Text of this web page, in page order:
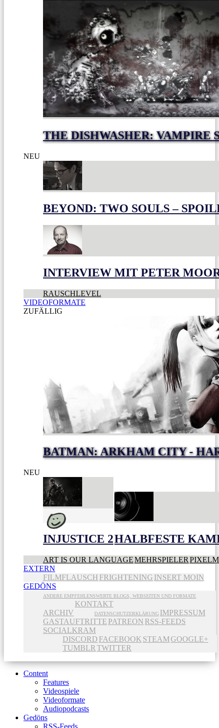
THE DISHWASHER: VAMPIRE
NEU
BEYOND: TWO SOULS –
INTERVIEW MIT PETER
RAUSCHLEVEL
VIDEOFORMATE
ZUFÄLLIG
BATMAN: ARKHAM CITY -
NEU
INJUSTICE 2HALBFESTE
ART IS OUR LANGUAGEMEHRSPIELER
EXTERN
FILMFLAUSCH FRIGHTENING INSERT MOIN
GEDÖNS
ANDERE EMPFEHLENSWERTE BLOGS, WEBSEITEN UND FORMATE
ARCHIV
KONTAKT
DATENSCHUTZERKLÄRUNG IMPRESSUM
GASTAUFTRITTE PATREON RSS-FEEDS
SOCIALKRAM
DISCORD FACEBOOK STEAMGOOGLE+
TUMBLR TWITTER
Content
Features
Videospiele
Videoformate
Audiopodcasts
Gedöns